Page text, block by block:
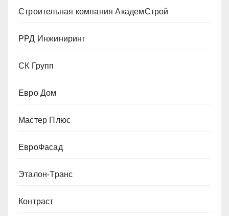
Строительная компания АкадемСтрой
РРД Инжиниринг
СК Групп
Евро Дом
Мастер Плюс
ЕвроФасад
Эталон-Транс
Контраст